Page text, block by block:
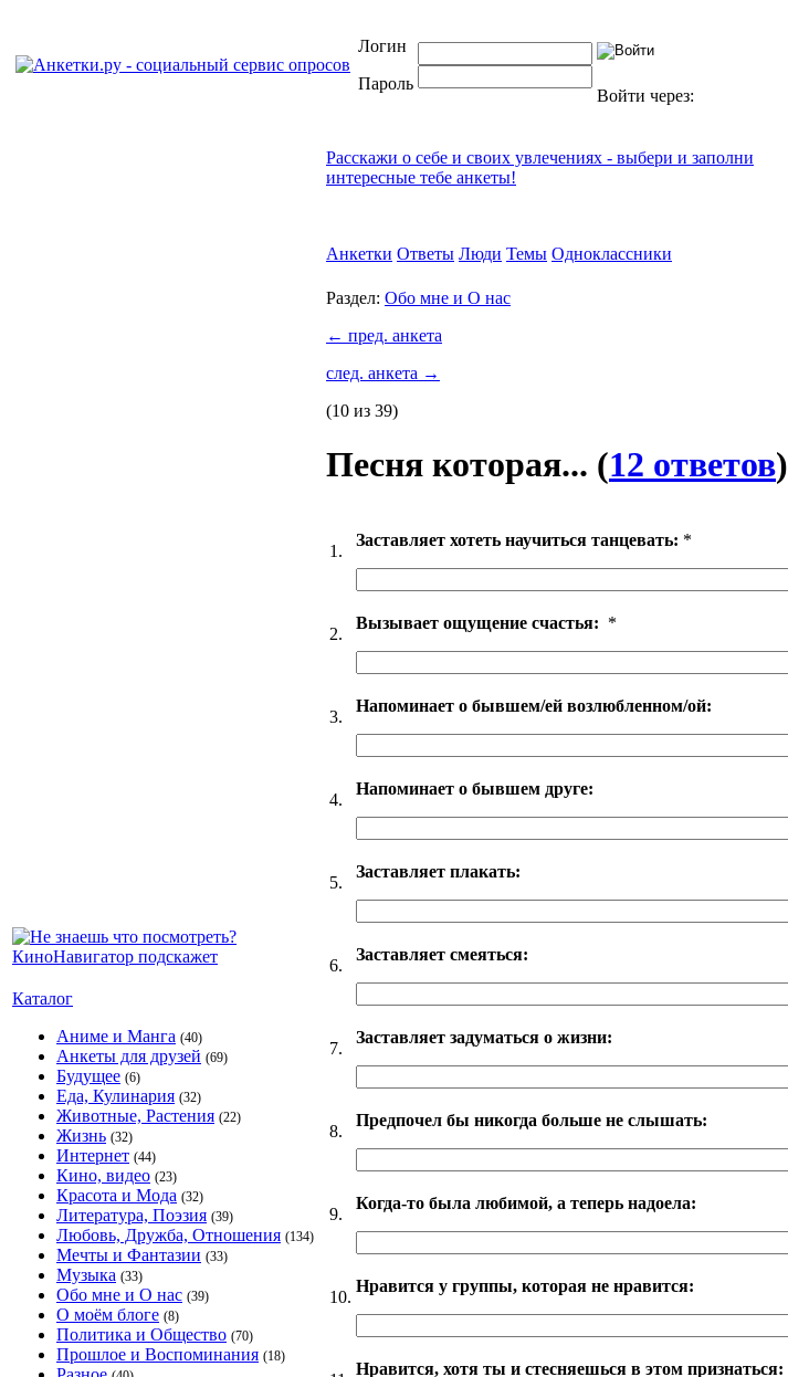
Логин
Пароль
Войти через:
Каталог
Аниме и Манга (40)
Анкеты для друзей (69)
Будущее (6)
Еда, Кулинария (32)
Животные, Растения (22)
Жизнь (32)
Интернет (44)
Кино, видео (23)
Красота и Мода (32)
Литература, Поэзия (39)
Любовь, Дружба, Отношения (134)
Мечты и Фантазии (33)
Музыка (33)
Обо мне и О нас (39)
О моём блоге (8)
Политика и Общество (70)
Прошлое и Воспоминания (18)
Расскажи о себе и своих увлечениях - выбери и заполни
интересные тебе анкеты!
Анкетки Ответы Люди Темы Одноклассники
Раздел: Обо мне и О нас
← пред. анкета
след. анкета →
(10 из 39)
Песня которая... (12 ответов)
1.
Заставляет хотеть научиться танцевать: *
2.
Вызывает ощущение счастья: *
3.
Напоминает о бывшем/ей возлюбленном/ой:
4.
Напоминает о бывшем друге:
5.
Заставляет плакать:
6.
Заставляет смеяться:
7.
Заставляет задуматься о жизни:
8.
Предпочел бы никогда больше не слышать:
9.
Когда-то была любимой, а теперь надоела:
10.
Нравится у группы, которая не нравится:
Нравится, хотя ты и стесняешься в этом признаться: